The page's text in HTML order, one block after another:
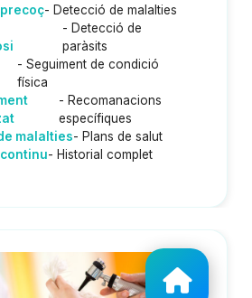
- Detecció de malalties
- Detecció de
paràsits
- Seguiment de condició
física
- Recomanacions
específiques
malalties- Plans de salut
- Historial complet